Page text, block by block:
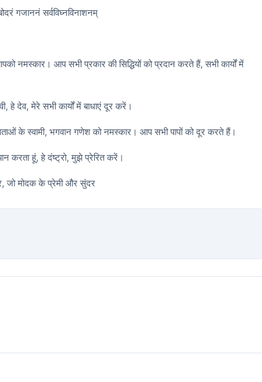
गजाननं सर्वविघ्नविनाशनम्
नमस्कार। आप सभी प्रकार की सिद्धियों को प्रदान करते हैं, सभी कार्यों में
हे देव, मेरे सभी कार्यों में बाधाएं दूर करें।
के स्वामी, भगवान गणेश को नमस्कार। आप सभी पापों को दूर करते हैं।
करता हूं, हे दंष्ट्रो, मुझे प्रेरित करें।
जो मोदक के प्रेमी और सुंदर